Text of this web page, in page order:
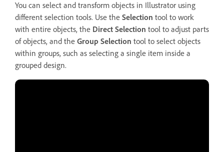
You can select and transform objects in Illustrator using
different selection tools. Use the Selection tool to work
with entire objects, the Direct Selection tool to adjust parts
of objects, and the Group Selection tool to select objects
within groups, such as selecting a single item inside a
grouped design.